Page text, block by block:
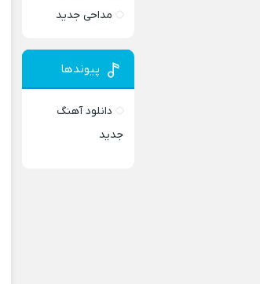
مداحی جدید
پیوندها
دانلود آهنگ
جدید